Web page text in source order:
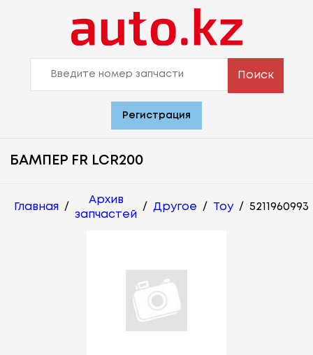
Поиск
Регистрация
БАМПЕР FR LCR200
Главная /
Архив
запчастей
/ Другое / Toy / 5211960993